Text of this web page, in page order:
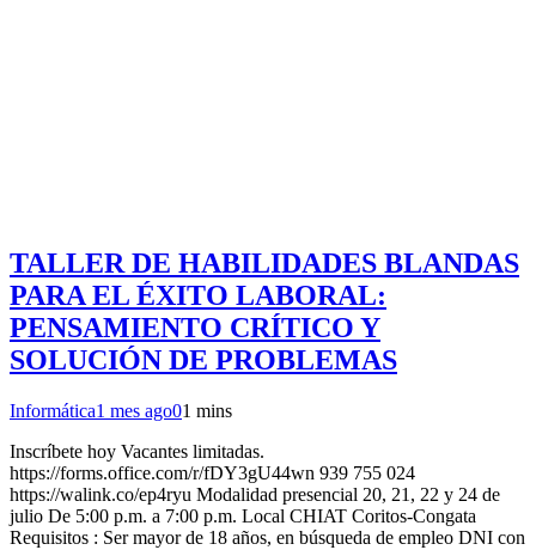
TALLER DE HABILIDADES BLANDAS
PARA EL ÉXITO LABORAL:
PENSAMIENTO CRÍTICO Y
SOLUCIÓN DE PROBLEMAS
Informática1 mes ago01 mins
Inscríbete hoy Vacantes limitadas.
https://forms.office.com/r/fDY3gU44wn 939 755 024
https://walink.co/ep4ryu Modalidad presencial 20, 21, 22 y 24 de
julio De 5:00 p.m. a 7:00 p.m. Local CHIAT Coritos-Congata
Requisitos : Ser mayor de 18 años, en búsqueda de empleo DNI con